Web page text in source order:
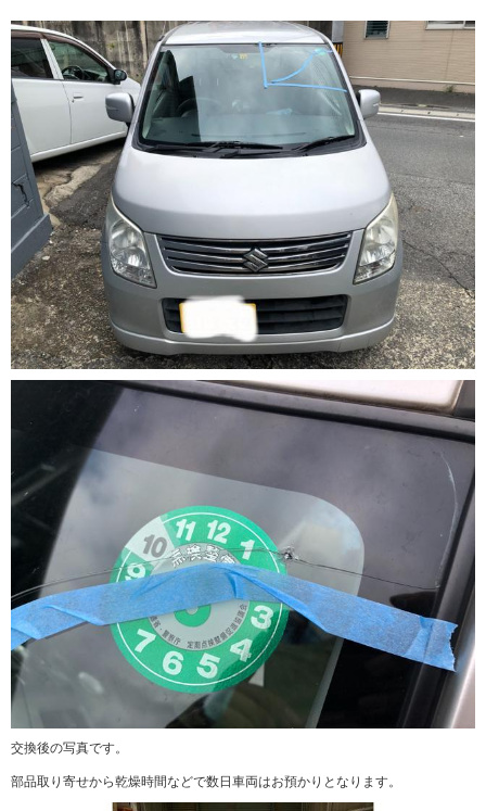
交換後の写真です。
部品取り寄せから乾燥時間などで数日車両はお預かりとなります。